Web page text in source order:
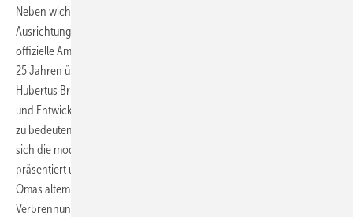
Neben wichtigen strategischen Entscheidungen für die zukünftige
Ausrichtung des Verbands, war ein bedeutender Moment die nun
offizielle Amtsübergabe im Fachverband Heiz- und Kochgeräte: Nach
25 Jahren übergab Nikolaus Fleischhacker den Vorsitz offiziell an
Hubertus Brunner. Fleischhacker erinnerte an die Herausforderungen
und Entwicklungen der Branche – von politischen Eingriffen bis hin
zu bedeutenden technologischen Innovationen – und betonte, dass
sich die moderne Feuerungstechnik heute als Teil der Lösung
präsentiert und nicht mehr Teil des Problems ist. „Die Zeiten von
Omas altem Ofen sind lange vorbei.“ Heute dominiert eine optimierte
Verbrennungs- und Abgastechnik gepaart mit unternehmerischen